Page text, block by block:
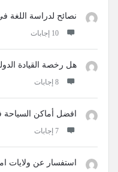
نصائح لدراسة اللغة
‫10 إجابات
هل رخصة القيادة
‫8 إجابات
افضل أماكن السياحة
‫7 إجابات
استفسار عن ولايات